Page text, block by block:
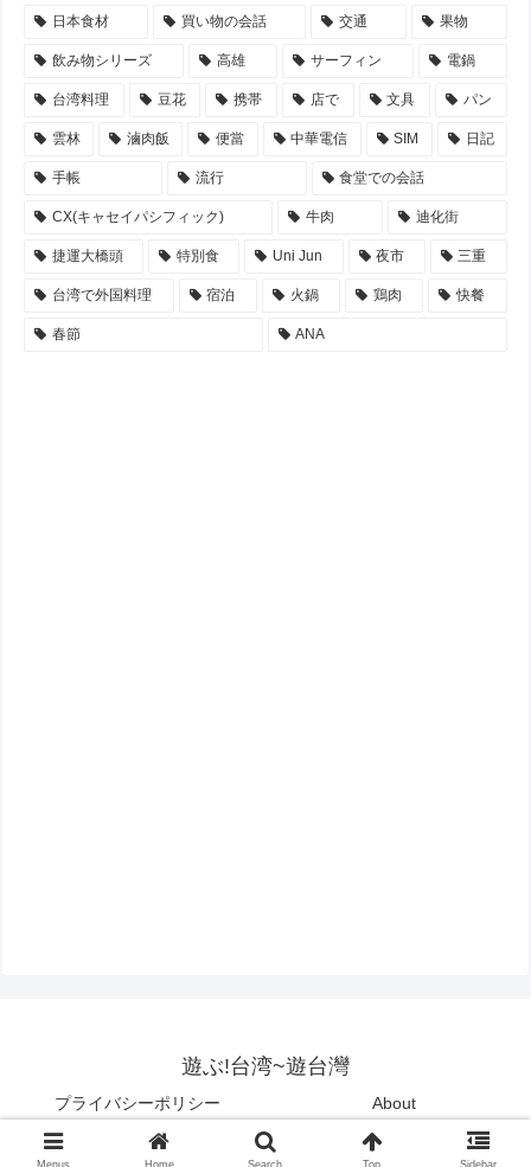
日本食材 買い物の会話 交通 果物
飲み物シリーズ 高雄 サーフィン 電鍋
台湾料理 豆花 携帯 店で 文具 パン
雲林 滷肉飯 便當 中華電信 SIM 日記
手帳 流行 食堂での会話
CX(キャセイパシフィック) 牛肉 迪化街
捷運大橋頭 特別食 Uni Jun 夜市 三重
台湾で外国料理 宿泊 火鍋 鶏肉 快餐
春節 ANA
遊ぶ!台湾~遊台灣
プライバシーポリシー About
Copyright © 2015-2026 遊ぶ!台湾~遊台灣 All Rights Reserved.
Menus Home Search Top Sidebar